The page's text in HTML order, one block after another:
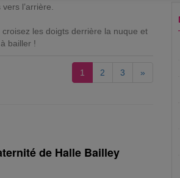
l’arrière.
les doigts derrière la nuque et
bailler !
1 2 3 »
de Halle Bailley